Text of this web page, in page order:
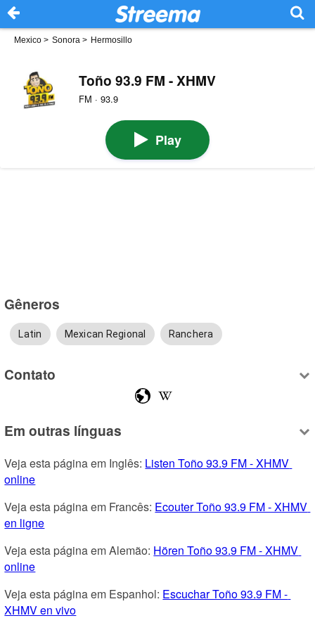
Mexico > Sonora > Hermosillo
Toño 93.9 FM - XHMV
FM · 93.9
Play
Gêneros
Latin Mexican Regional Ranchera
Contato
Em outras línguas
Veja esta página em Inglês: Listen Toño 93.9 FM - XHMV
online
Veja esta página em Francês: Ecouter Toño 93.9 FM - XHMV
en ligne
Veja esta página em Alemão: Hören Toño 93.9 FM - XHMV
online
Veja esta página em Espanhol: Escuchar Toño 93.9 FM -
XHMV en vivo